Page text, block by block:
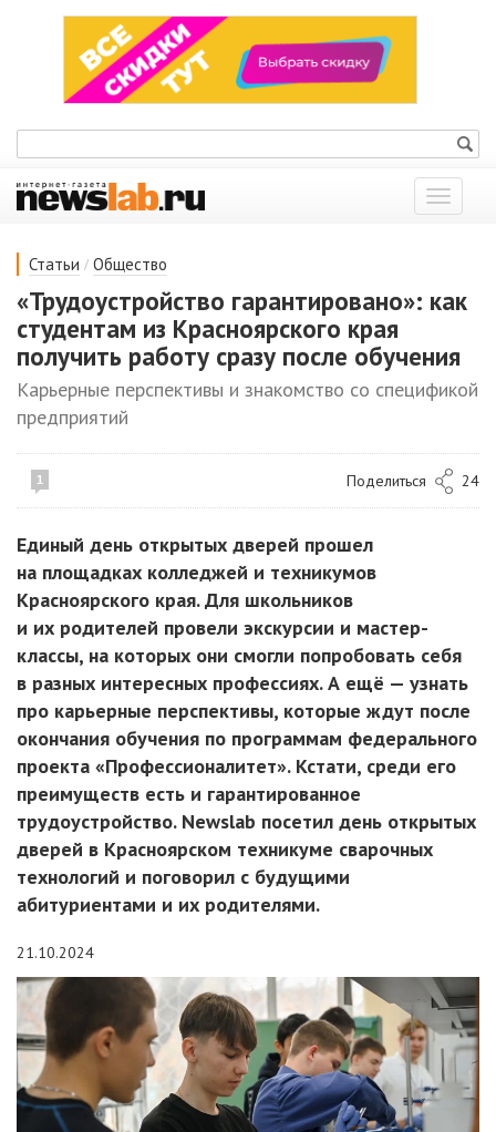
Показать
меню
Статьи / Общество
«Трудоустройство гарантировано»: как
студентам из Красноярского края
получить работу сразу после обучения
Карьерные перспективы и знакомство со спецификой
предприятий
1 Поделиться 24
Единый день открытых дверей прошел
на площадках колледжей и техникумов
Красноярского края. Для школьников
и их родителей провели экскурсии и мастер-
классы, на которых они смогли попробовать себя
в разных интересных профессиях. А ещё — узнать
про карьерные перспективы, которые ждут после
окончания обучения по программам федерального
проекта «Профессионалитет». Кстати, среди его
преимуществ есть и гарантированное
трудоустройство. Newslab посетил день открытых
дверей в Красноярском техникуме сварочных
технологий и поговорил с будущими
абитуриентами и их родителями.
21.10.2024